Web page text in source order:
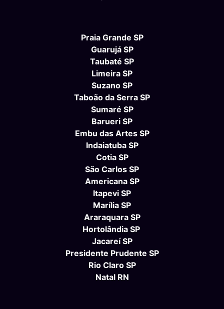
Praia Grande SP
Guarujá SP
Taubaté SP
Limeira SP
Suzano SP
Taboão da Serra SP
Sumaré SP
Barueri SP
Embu das Artes SP
Indaiatuba SP
Cotia SP
São Carlos SP
Americana SP
Itapevi SP
Marília SP
Araraquara SP
Hortolândia SP
Jacareí SP
Presidente Prudente SP
Rio Claro SP
Natal RN